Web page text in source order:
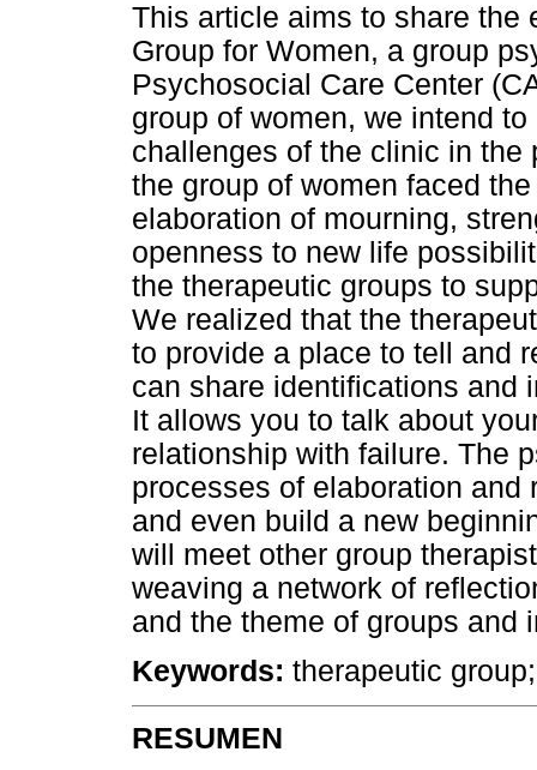
This article aims to share the
Group for Women, a group
Psychosocial Care Center
group of women, we intend
challenges of the clinic in the
the group of women faced
elaboration of mourning,
openness to new life
the therapeutic groups to
We realized that the
to provide a place to tell and
can share identifications and
It allows you to talk about
relationship with failure. The
processes of elaboration
and even build a new
will meet other group
weaving a network of
and the theme of groups and
Keywords: therapeutic
RESUMEN